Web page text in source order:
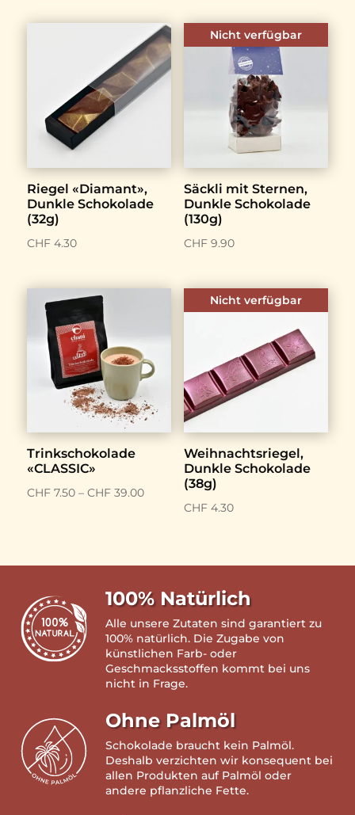
Riegel «Diamant»,
Dunkle Schokolade
(32g)
CHF4.30
Säckli mit Sternen,
Dunkle Schokolade
(130g)
CHF9.90
Nicht verfügbar
Trinkschokolade
«CLASSIC»
CHF7.50 – CHF39.00Preisspanne:
CHF 7.50
Weihnachtsriegel,
Dunkle Schokolade
(38g)
CHF4.30
Nicht verfügbar
100% Natürlich
Alle unsere Zutaten sind garantiert zu
100% natürlich. Die Zugabe von
künstlichen Farb- oder
Geschmacksstoffen kommt bei uns
nicht in Frage.
Ohne Palmöl
Schokolade braucht kein Palmöl.
Deshalb verzichten wir konsequent bei
allen Produkten auf Palmöl oder
andere pflanzliche Fette.